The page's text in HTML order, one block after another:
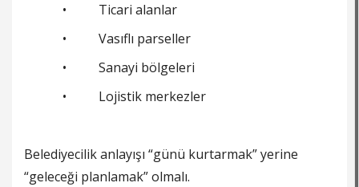
• Ticari alanlar
• Vasıflı parseller
• Sanayi bölgeleri
• Lojistik merkezler
Belediyecilik anlayışı “günü kurtarmak” yerine
“geleceği planlamak” olmalı.